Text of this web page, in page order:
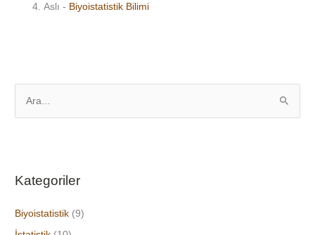
Aslı - Biyoistatistik Bilimi
c
f
Kategoriler
Biyoistatistik (9)